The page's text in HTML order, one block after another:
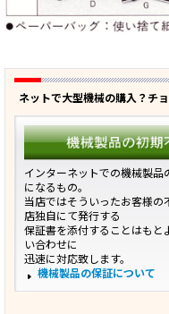
ネットで大型機械の購入？チョ
インターネットでの機械製
になるもの。
当店ではそういったお客様
店独自にて発行する
保証書を添付することはもと
い合わせに
迅速に対応致します。
機械製品の保証について